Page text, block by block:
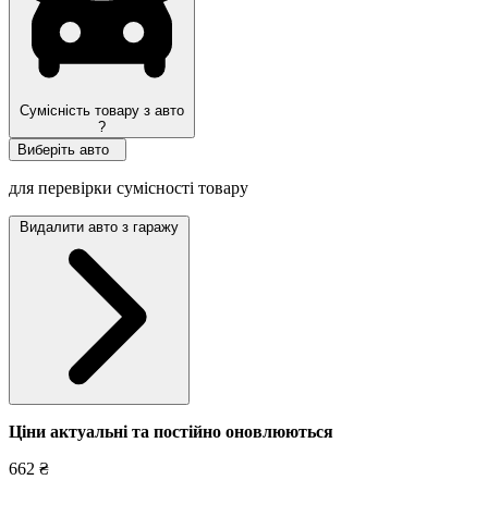
Сумісність товару з авто
?
Виберіть авто
для перевірки сумісності товару
Видалити авто з гаражу
Ціни актуальні та постійно оновлюються
662 ₴